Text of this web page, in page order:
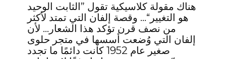
هناك مقولة كلاسيكية تقول ”الثابت الوحيد
هو التغيير“... وقصة إلفان التي تمتد لأكثر
من نصف قرن تؤكد هذا الشعار... لأن
إلفان التي وُضعت أسسها في متجر حلوى
صغير عام 1952 كانت دائمًا ما تجدد